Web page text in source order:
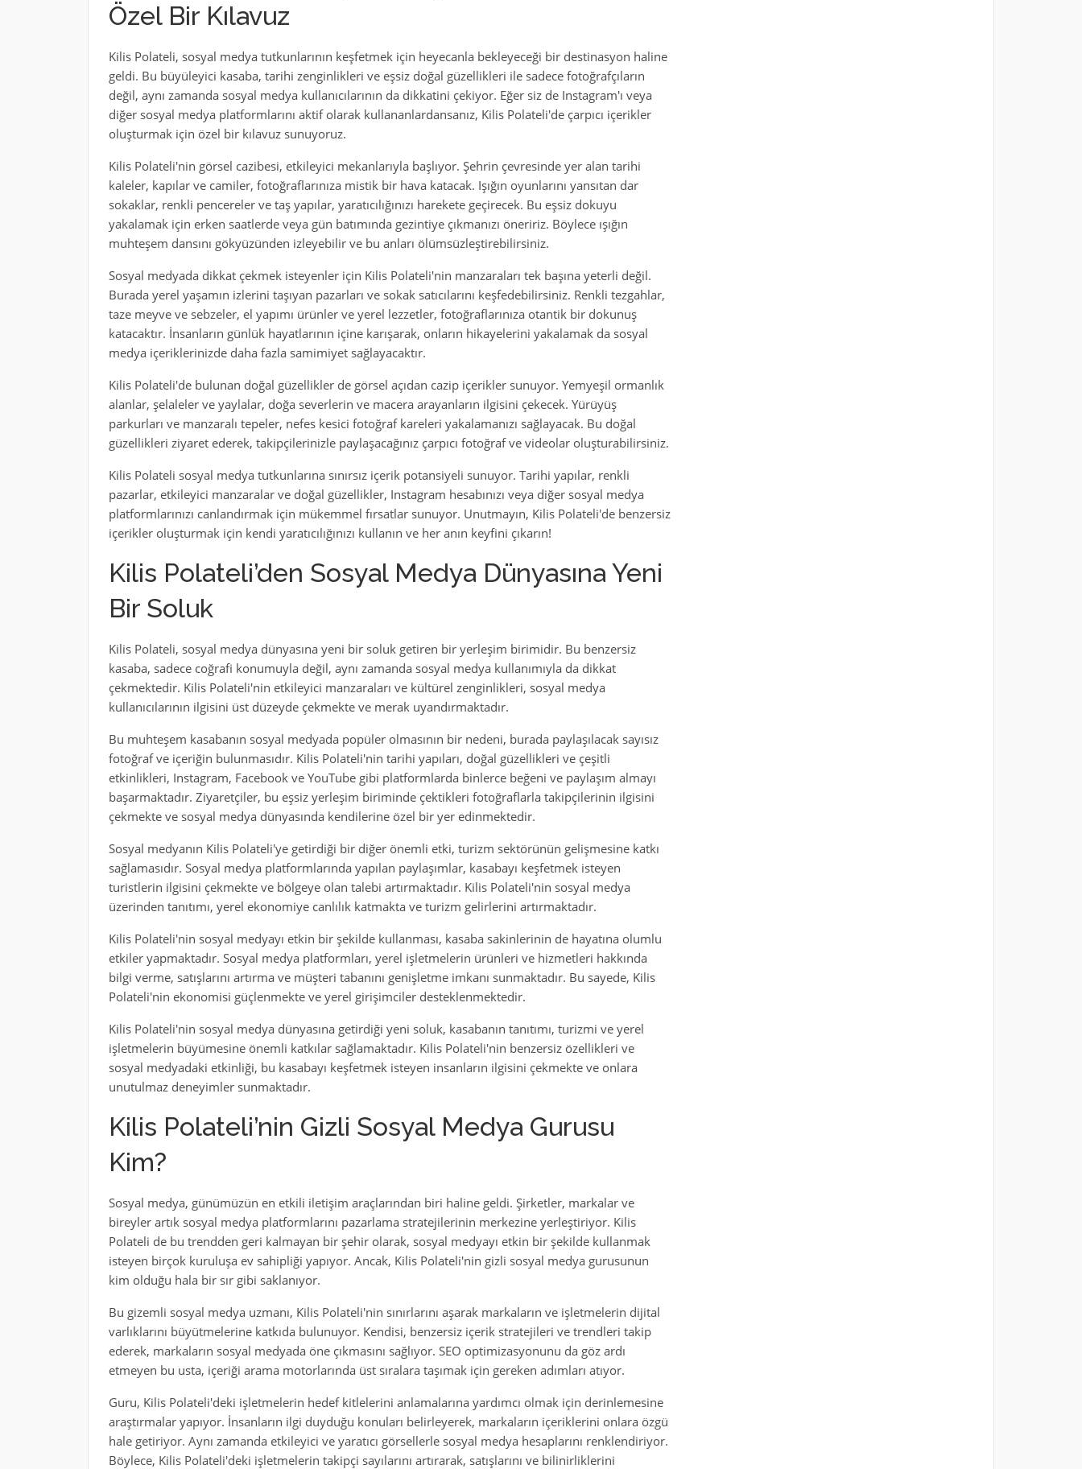
Özel Bir Kılavuz
Kilis Polateli, sosyal medya tutkunlarının keşfetmek için heyecanla bekleyeceği bir destinasyon haline
geldi. Bu büyüleyici kasaba, tarihi zenginlikleri ve eşsiz doğal güzellikleri ile sadece fotoğrafçıların
değil, aynı zamanda sosyal medya kullanıcılarının da dikkatini çekiyor. Eğer siz de Instagram'ı veya
diğer sosyal medya platformlarını aktif olarak kullananlardansanız, Kilis Polateli'de çarpıcı içerikler
oluşturmak için özel bir kılavuz sunuyoruz.
Kilis Polateli'nin görsel cazibesi, etkileyici mekanlarıyla başlıyor. Şehrin çevresinde yer alan tarihi
kaleler, kapılar ve camiler, fotoğraflarınıza mistik bir hava katacak. Işığın oyunlarını yansıtan dar
sokaklar, renkli pencereler ve taş yapılar, yaratıcılığınızı harekete geçirecek. Bu eşsiz dokuyu
yakalamak için erken saatlerde veya gün batımında gezintiye çıkmanızı öneririz. Böylece ışığın
muhteşem dansını gökyüzünden izleyebilir ve bu anları ölümsüzleştirebilirsiniz.
Sosyal medyada dikkat çekmek isteyenler için Kilis Polateli'nin manzaraları tek başına yeterli değil.
Burada yerel yaşamın izlerini taşıyan pazarları ve sokak satıcılarını keşfedebilirsiniz. Renkli tezgahlar,
taze meyve ve sebzeler, el yapımı ürünler ve yerel lezzetler, fotoğraflarınıza otantik bir dokunuş
katacaktır. İnsanların günlük hayatlarının içine karışarak, onların hikayelerini yakalamak da sosyal
medya içeriklerinizde daha fazla samimiyet sağlayacaktır.
Kilis Polateli'de bulunan doğal güzellikler de görsel açıdan cazip içerikler sunuyor. Yemyeşil ormanlık
alanlar, şelaleler ve yaylalar, doğa severlerin ve macera arayanların ilgisini çekecek. Yürüyüş
parkurları ve manzaralı tepeler, nefes kesici fotoğraf kareleri yakalamanızı sağlayacak. Bu doğal
güzellikleri ziyaret ederek, takipçilerinizle paylaşacağınız çarpıcı fotoğraf ve videolar oluşturabilirsiniz.
Kilis Polateli sosyal medya tutkunlarına sınırsız içerik potansiyeli sunuyor. Tarihi yapılar, renkli
pazarlar, etkileyici manzaralar ve doğal güzellikler, Instagram hesabınızı veya diğer sosyal medya
platformlarınızı canlandırmak için mükemmel fırsatlar sunuyor. Unutmayın, Kilis Polateli'de benzersiz
içerikler oluşturmak için kendi yaratıcılığınızı kullanın ve her anın keyfini çıkarın!
Kilis Polateli’den Sosyal Medya Dünyasına Yeni
Bir Soluk
Kilis Polateli, sosyal medya dünyasına yeni bir soluk getiren bir yerleşim birimidir. Bu benzersiz
kasaba, sadece coğrafi konumuyla değil, aynı zamanda sosyal medya kullanımıyla da dikkat
çekmektedir. Kilis Polateli'nin etkileyici manzaraları ve kültürel zenginlikleri, sosyal medya
kullanıcılarının ilgisini üst düzeyde çekmekte ve merak uyandırmaktadır.
Bu muhteşem kasabanın sosyal medyada popüler olmasının bir nedeni, burada paylaşılacak sayısız
fotoğraf ve içeriğin bulunmasıdır. Kilis Polateli'nin tarihi yapıları, doğal güzellikleri ve çeşitli
etkinlikleri, Instagram, Facebook ve YouTube gibi platformlarda binlerce beğeni ve paylaşım almayı
başarmaktadır. Ziyaretçiler, bu eşsiz yerleşim biriminde çektikleri fotoğraflarla takipçilerinin ilgisini
çekmekte ve sosyal medya dünyasında kendilerine özel bir yer edinmektedir.
Sosyal medyanın Kilis Polateli'ye getirdiği bir diğer önemli etki, turizm sektörünün gelişmesine katkı
sağlamasıdır. Sosyal medya platformlarında yapılan paylaşımlar, kasabayı keşfetmek isteyen
turistlerin ilgisini çekmekte ve bölgeye olan talebi artırmaktadır. Kilis Polateli'nin sosyal medya
üzerinden tanıtımı, yerel ekonomiye canlılık katmakta ve turizm gelirlerini artırmaktadır.
Kilis Polateli'nin sosyal medyayı etkin bir şekilde kullanması, kasaba sakinlerinin de hayatına olumlu
etkiler yapmaktadır. Sosyal medya platformları, yerel işletmelerin ürünleri ve hizmetleri hakkında
bilgi verme, satışlarını artırma ve müşteri tabanını genişletme imkanı sunmaktadır. Bu sayede, Kilis
Polateli'nin ekonomisi güçlenmekte ve yerel girişimciler desteklenmektedir.
Kilis Polateli'nin sosyal medya dünyasına getirdiği yeni soluk, kasabanın tanıtımı, turizmi ve yerel
işletmelerin büyümesine önemli katkılar sağlamaktadır. Kilis Polateli'nin benzersiz özellikleri ve
sosyal medyadaki etkinliği, bu kasabayı keşfetmek isteyen insanların ilgisini çekmekte ve onlara
unutulmaz deneyimler sunmaktadır.
Kilis Polateli’nin Gizli Sosyal Medya Gurusu
Kim?
Sosyal medya, günümüzün en etkili iletişim araçlarından biri haline geldi. Şirketler, markalar ve
bireyler artık sosyal medya platformlarını pazarlama stratejilerinin merkezine yerleştiriyor. Kilis
Polateli de bu trendden geri kalmayan bir şehir olarak, sosyal medyayı etkin bir şekilde kullanmak
isteyen birçok kuruluşa ev sahipliği yapıyor. Ancak, Kilis Polateli'nin gizli sosyal medya gurusunun
kim olduğu hala bir sır gibi saklanıyor.
Bu gizemli sosyal medya uzmanı, Kilis Polateli'nin sınırlarını aşarak markaların ve işletmelerin dijital
varlıklarını büyütmelerine katkıda bulunuyor. Kendisi, benzersiz içerik stratejileri ve trendleri takip
ederek, markaların sosyal medyada öne çıkmasını sağlıyor. SEO optimizasyonunu da göz ardı
etmeyen bu usta, içeriği arama motorlarında üst sıralara taşımak için gereken adımları atıyor.
Guru, Kilis Polateli'deki işletmelerin hedef kitlelerini anlamalarına yardımcı olmak için derinlemesine
araştırmalar yapıyor. İnsanların ilgi duyduğu konuları belirleyerek, markaların içeriklerini onlara özgü
hale getiriyor. Aynı zamanda etkileyici ve yaratıcı görsellerle sosyal medya hesaplarını renklendiriyor.
Böylece, Kilis Polateli'deki işletmelerin takipçi sayılarını artırarak, satışlarını ve bilinirliklerini